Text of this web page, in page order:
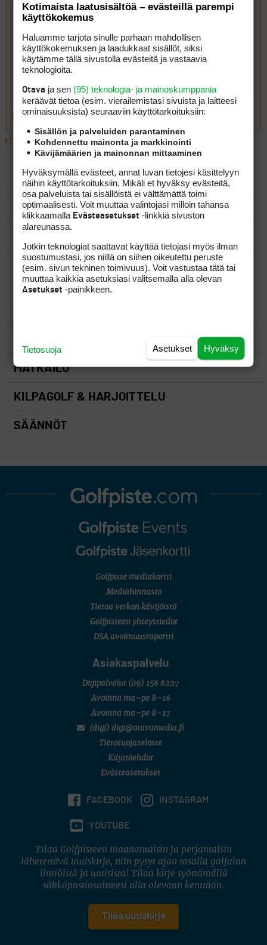
LÄHETÄ
ETUSIVU ›FOORUMIT›YLEISTÄ›KIMPPATILAUS TGW:STÄ?
LUO AIHE
SÄÄNNÖT
UUSIMMAT VIESTIKETJUT
MATKAILU
KILPAGOLF & HARJOITTELU
SÄÄNNÖT
Golfpiste mediakortti
Mediahinnasto
Tietoa verkon kävijöistä
Golfpisteen yhteystiedot
DSA avoimuusraportti
Asiakaspalvelu
Digipalvelut (09) 156 6227
Avoinna ma–pe 8–16
Avoinna ma–pe 8–17
(digi) digi@otavamedia.fi
Tietosuojaseloste
Käyttöehdot
Evästeasetukset
FACEBOOK INSTAGRAM
YOUTUBE
Tilaa Golfpisteen maanantaisin ja perjantaisin
lähetettävä uutiskirje, niin pysyt ajan tasalla golfalan
ilmiöistä ja uutisista! Tilaa kirje syöttämällä
sähköpostiosoitteesi alla olevaan kenttään.
Tilaa uutiskirje
Kotimaista laatusisältöä – evästeillä parempi
käyttökokemus
Haluamme tarjota sinulle parhaan mahdollisen
käyttökokemuksen ja laadukkaat sisällöt, siksi
käytämme tällä sivustolla evästeitä ja vastaavia
teknologioita.
Otava ja sen (95) teknologia- ja mainoskumppania
keräävät tietoa (esim. vierailemis­tasi sivuista ja laitteesi
ominaisuuk­sista) seuraaviin käyttötarkoituksiin:
Sisällön ja palveluiden parantaminen
Kohdennettu mainonta ja markkinointi
Kävijämäärien ja mainonnan mittaaminen
Hyväksymällä evästeet, annat luvan tietojesi käsittelyyn
näihin käyttötarkoituksiin. Mikäli et hyväksy evästeitä,
osa palveluista tai sisällöistä ei välttämättä toimi
optimaalisesti. Voit muuttaa valintojasi milloin tahansa
klikkaamalla Evästeasetukset -linkkiä sivuston
alareunassa.
Jotkin teknologiat saattavat käyttää tietojasi myös ilman
suostumustasi, jos niillä on siihen oikeutettu peruste
(esim. sivun tekninen toimivuus). Voit vastustaa tätä tai
muuttaa kaikkia asetuksiasi valitsemalla alla olevan
Asetukset -painikkeen.
Hyväksy
Asetukset
Tietosuoja